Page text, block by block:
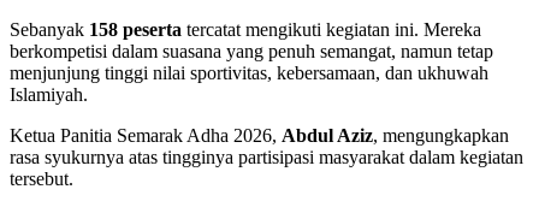
Sebanyak 158 peserta tercatat mengikuti kegiatan ini. Mereka
berkompetisi dalam suasana yang penuh semangat, namun tetap
menjunjung tinggi nilai sportivitas, kebersamaan, dan ukhuwah
Islamiyah.
Ketua Panitia Semarak Adha 2026, Abdul Aziz, mengungkapkan
rasa syukurnya atas tingginya partisipasi masyarakat dalam kegiatan
tersebut.